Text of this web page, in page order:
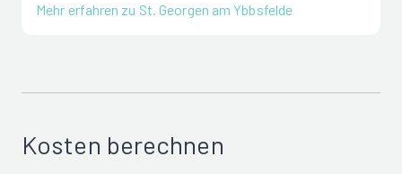
Mehr erfahren zu St. Georgen am Ybbsfelde
Kosten berechnen